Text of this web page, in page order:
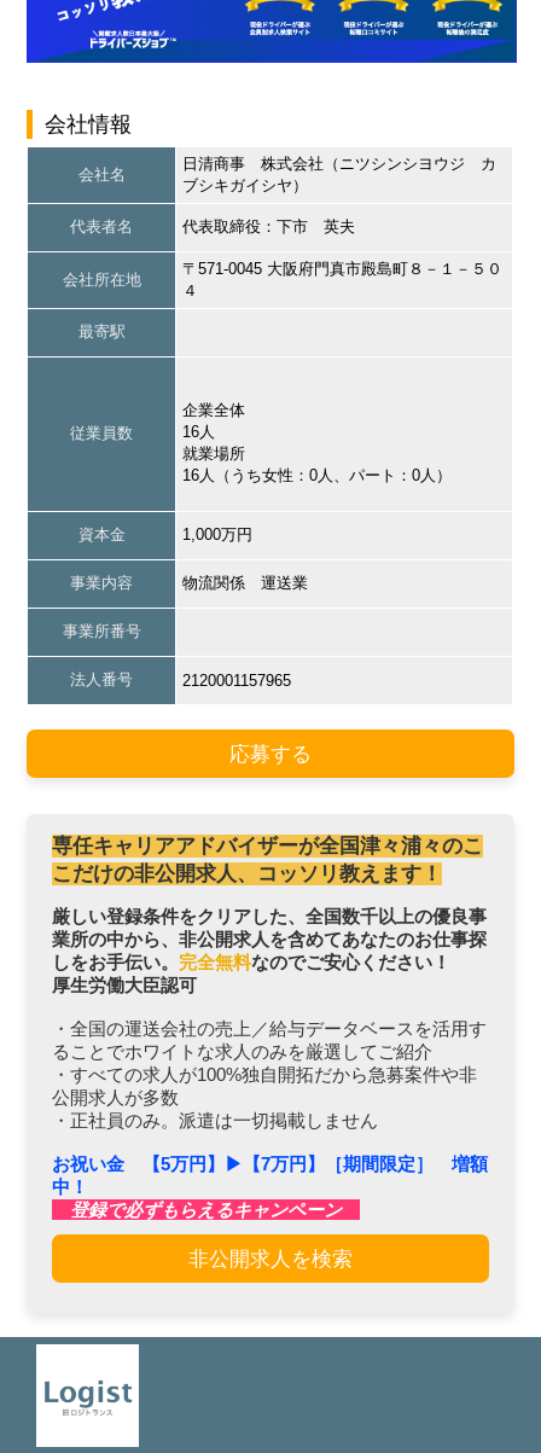
会社情報
会社名
日清商事 株式会社（ニツシンシヨウジ カ
ブシキガイシヤ）
代表者名 代表取締役：下市 英夫
会社所在地
〒571-0045 大阪府門真市殿島町８－１－５０
４
最寄駅
従業員数
企業全体
16人
就業場所
16人（うち女性：0人、パート：0人）
資本金 1,000万円
事業内容 物流関係 運送業
事業所番号
法人番号 2120001157965
応募する
専任キャリアアドバイザーが全国津々浦々のこ
こだけの非公開求人、コッソリ教えます！
厳しい登録条件をクリアした、全国数千以上の優良事
業所の中から、非公開求人を含めてあなたのお仕事探
しをお手伝い。 完全無料なのでご安心ください！
厚生労働大臣認可
・全国の運送会社の売上／給与データベースを活用す
ることでホワイトな求人のみを厳選してご紹介
・すべての求人が100%独自開拓だから急募案件や非
公開求人が多数
・正社員のみ。派遣は一切掲載しません
お祝い金 【5万円】▶︎【7万円】［期間限定］ 増額
中！
登録で必ずもらえるキャンペーン
非公開求人を検索